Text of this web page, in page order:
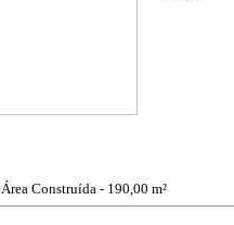
Área Construída - 190,00 m²